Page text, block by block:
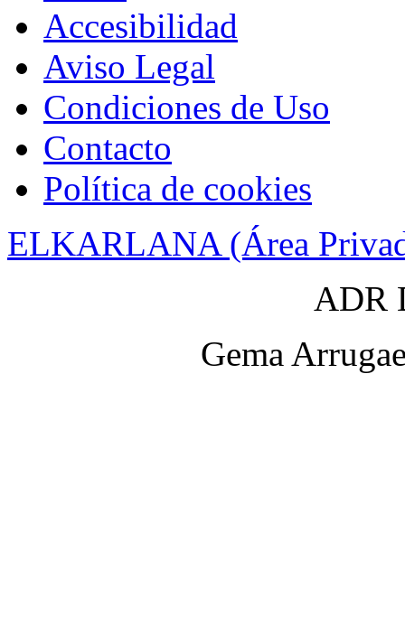
Accesibilidad
Aviso Legal
Condiciones de Uso
Contacto
Política de cookies
ELKARLANA (Área
ADR
Gema